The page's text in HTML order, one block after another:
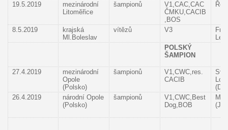
19.5.2019
mezinárodní
Litoměřice
šampionů
V1,CAC,CAC
ČMKU,CACIB
,BOS
8.5.2019
krajská
Ml.Boleslav
vítězů V3
POLSKÝ
ŠAMPION
27.4.2019
mezinárodní
Opole
(Polsko)
šampionů
V1,CWC,res.
CACIB
26.4.2019
národní Opole
(Polsko)
šampionů
V1,CWC,Best
Dog,BOB